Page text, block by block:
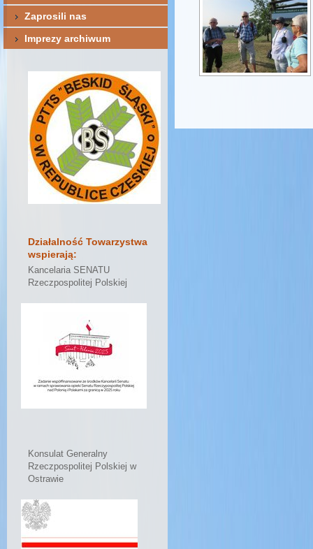
Zaprosili nas
Imprezy archiwum
Działalność Towarzystwa
wspierają:
Kancelaria SENATU
Rzeczpospolitej Polskiej
Konsulat Generalny
Rzeczpospolitej Polskiej w
Ostrawie